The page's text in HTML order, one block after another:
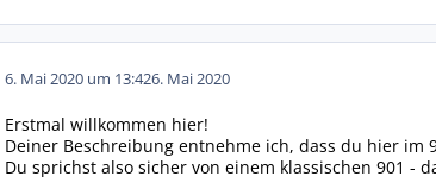
6. Mai 2020 um 13:426. Mai 2020
Erstmal willkommen hier!
Deiner Beschreibung entnehme ich, dass du hier im
Du sprichst also sicher von einem klassischen 901 -